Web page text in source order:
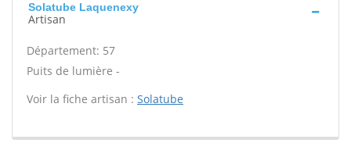
Solatube Laquenexy
Artisan
Département: 57
Puits de lumière -
Voir la fiche artisan : Solatube